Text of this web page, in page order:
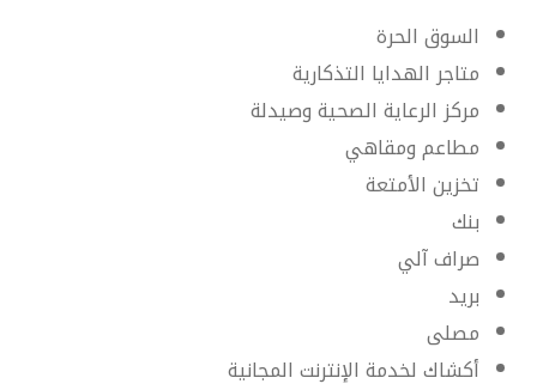
السوق الحرة
متاجر الهدايا التذكارية
مركز الرعاية الصحية وصيدلة
مطاعم ومقاهي
تخزين الأمتعة
بنك
صراف آلي
بريد
مصلى
أكشاك لخدمة الإنترنت المجانية